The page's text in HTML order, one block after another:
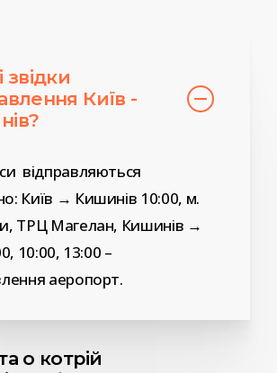
звідки
Київ -
відправляються
Київ → Кишинів 10:00, м.
ТРЦ Магелан, Кишинів →
10:00, 13:00 –
аеропорт.
о котрій